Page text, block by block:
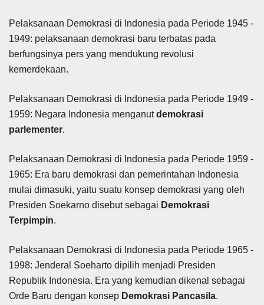
Pelaksanaan Demokrasi di Indonesia pada Periode 1945 -
1949: pelaksanaan demokrasi baru terbatas pada
berfungsinya pers yang mendukung revolusi
kemerdekaan.
Pelaksanaan Demokrasi di Indonesia pada Periode 1949 -
1959: Negara Indonesia menganutdemokrasi
parlementer.
Pelaksanaan Demokrasi di Indonesia pada Periode 1959 -
1965: Era baru demokrasi dan pemerintahan Indonesia
mulai dimasuki, yaitu suatu konsep demokrasi yang oleh
Presiden Soekarno disebut sebagai Demokrasi
Terpimpin.
Pelaksanaan Demokrasi di Indonesia pada Periode 1965 -
1998: Jenderal Soeharto dipilih menjadi Presiden
Republik Indonesia. Era yang kemudian dikenal sebagai
Orde Baru dengan konsep Demokrasi Pancasila.